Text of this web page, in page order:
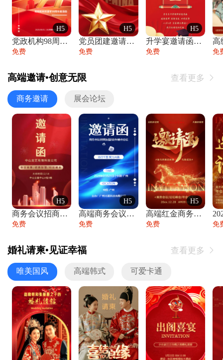
H5
党政机构98周年八一建军节庆祝晚会活动邀
免费
H5
党员团建邀请函党建活动风采党会工作汇报总
免费
H5
升学宴邀请函喜报金榜题名高端谢师宴邀请函
免费 免
高端邀请•创意无限 查看更多 
商务邀请 展会论坛
H5
商务会议招商展会科技峰会邀请函年会邀请
免费
H5
高端商务会议招商加盟展会峰会论坛邀请函
免费
H5
高端红金商务会议年会年终盛典答谢邀请函
免费 免
婚礼请柬•见证幸福 查看更多 
唯美国风 高端韩式 可爱卡通